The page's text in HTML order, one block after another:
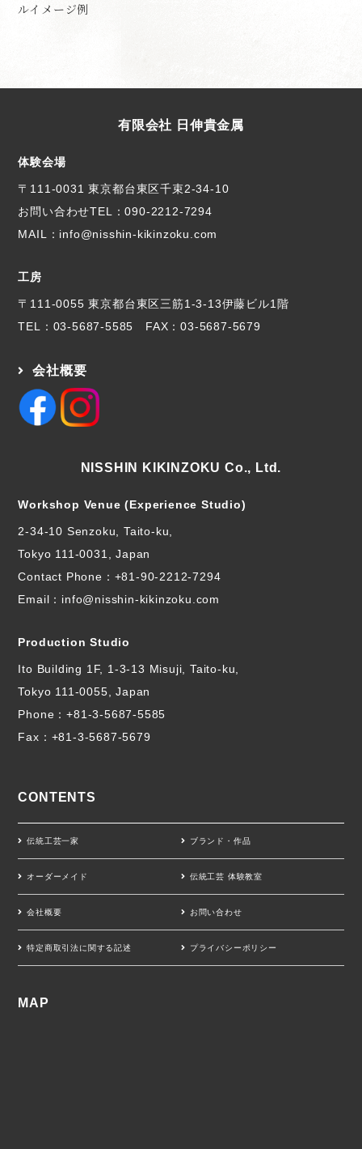
ルイメージ例
有限会社 日伸貴金属
体験会場
〒111-0031 東京都台東区千束2-34-10
お問い合わせTEL：090-2212-7294
MAIL：info@nisshin-kikinzoku.com
工房
〒111-0055 東京都台東区三筋1-3-13伊藤ビル1階
TEL： 03-5687-5585 FAX：03-5687-5679
会社概要
NISSHIN KIKINZOKU Co., Ltd.
Workshop Venue (Experience Studio)
2-34-10 Senzoku, Taito-ku,
Tokyo 111-0031, Japan
Contact Phone： +81-90-2212-7294
Email：info@nisshin-kikinzoku.com
Production Studio
Ito Building 1F, 1-3-13 Misuji, Taito-ku,
Tokyo 111-0055, Japan
Phone：+81-3-5687-5585
Fax：+81-3-5687-5679
CONTENTS
伝統工芸一家 ブランド・作品
オーダーメイド 伝統工芸 体験教室
会社概要 お問い合わせ
特定商取引法に関する記述 プライバシーポリシー
MAP